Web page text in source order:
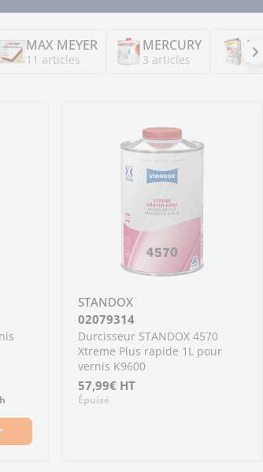
MAX MEYER
11 articles
MERCURY
3 articles
30 1L vernis VOC 20-25 1L
STANDOX. vernis VOC 20-25
pour 02079312 - Durcisseur
quantité pour 02079312 -
STANDOX
02079314
Durcisseur STANDOX 4570
Xtreme Plus rapide 1L pour
vernis K9600
Prix
57,99€ HT
Épuisé